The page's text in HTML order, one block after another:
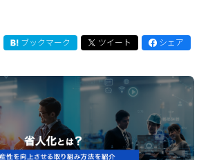
ブックマーク ツイート シェア